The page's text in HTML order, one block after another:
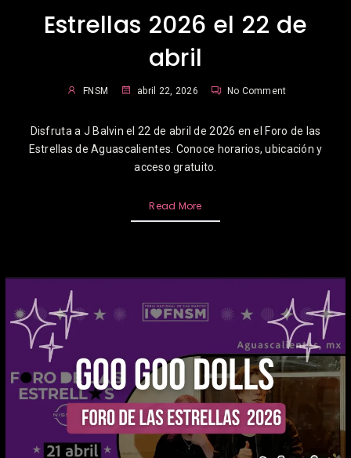
Estrellas 2026 el 22 de
abril
FNSM abril 22, 2026 No Comment
Disfruta a J Balvin el 22 de abril de 2026 en el Foro de las
Estrellas de Aguascalientes. Conoce horarios, ubicación y
acceso gratuito.
Read More